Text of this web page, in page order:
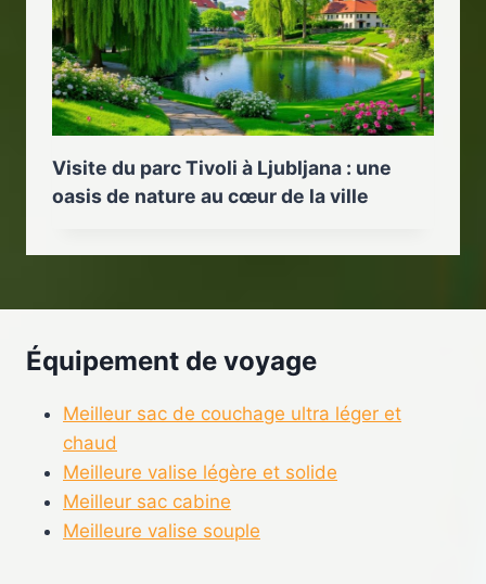
Visite du parc Tivoli à Ljubljana : une
oasis de nature au cœur de la ville
Équipement de voyage
Meilleur sac de couchage ultra léger et
chaud
Meilleure valise légère et solide
Meilleur sac cabine
Meilleure valise souple